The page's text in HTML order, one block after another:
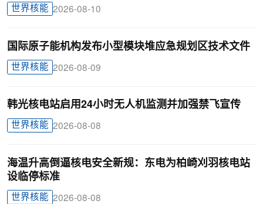
世界核能 2026-08-10
国际原子能机构发布小型模块堆应急规划区技术文件
世界核能 2026-08-09
韩光核电站启用24小时无人机监测并加强禁飞宣传
世界核能 2026-08-08
海温升高倒逼核电安全新规：东电为柏崎刈羽核电站
设临停标准
世界核能 2026-08-08